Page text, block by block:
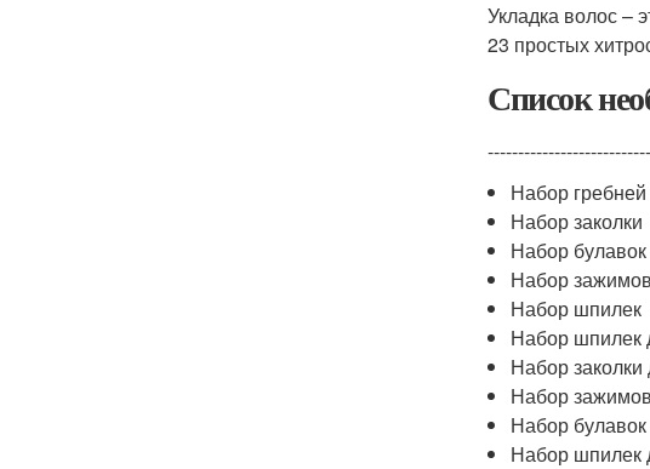
Укладка волос –
23 простых
Список
Набор гребней
Набор заколки
Набор булавок
Набор зажимов
Набор шпилек
Набор шпилек
Набор
Набор
Набор
Набор шпилек